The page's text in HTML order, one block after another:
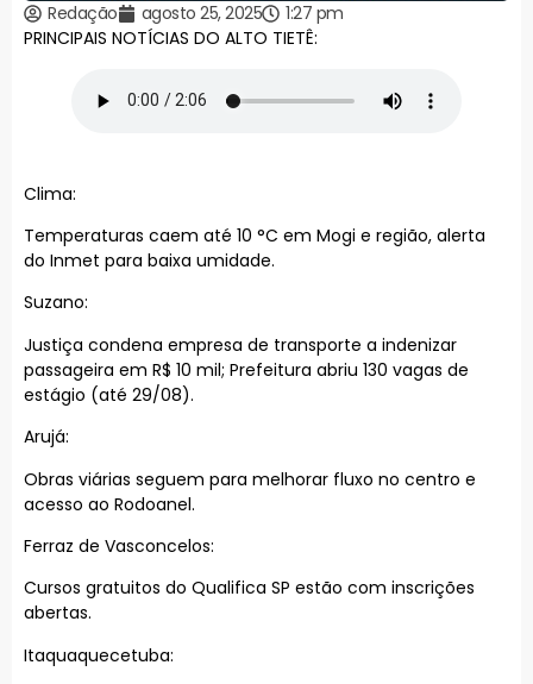
Redação agosto 25, 2025
1:27 pm
PRINCIPAIS NOTÍCIAS DO ALTO TIETÊ:
Clima:
Temperaturas caem até 10 °C em Mogi e região, alerta
do Inmet para baixa umidade.
Suzano:
Justiça condena empresa de transporte a indenizar
passageira em R$ 10 mil; Prefeitura abriu 130 vagas de
estágio (até 29/08).
Arujá:
Obras viárias seguem para melhorar fluxo no centro e
acesso ao Rodoanel.
Ferraz de Vasconcelos:
Cursos gratuitos do Qualifica SP estão com inscrições
abertas.
Itaquaquecetuba: